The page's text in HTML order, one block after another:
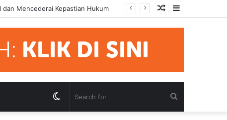
Pihak Hormati Supremasi Hukum Sidebar
Random
Article
Switch